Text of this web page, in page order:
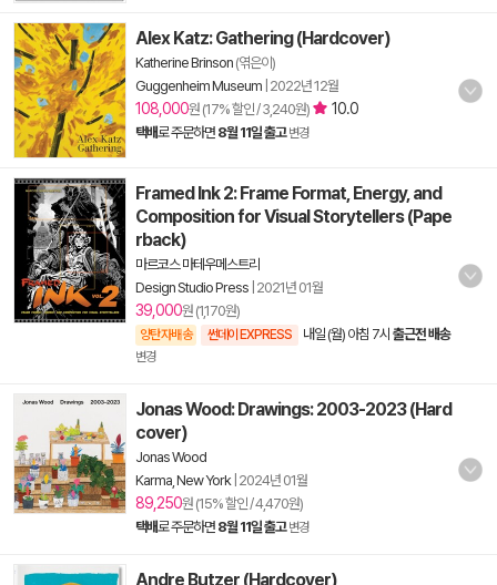
Alex Katz: Gathering (Hardcover)
Katherine Brinson (엮은이)
Guggenheim Museum 2022년 12월
108,000원 (17% 할인 / 3,240원) 10.0
택배로 주문하면 8월 11일 출고 변경
Framed Ink 2: Frame Format, Energy, and
Composition for Visual Storytellers (Pape
rback)
마르코스 마테우메스트리
Design Studio Press 2021년 01월
39,000원 (1,170원)
양탄자배송 썬데이 EXPRESS 내일 (월) 아침 7시 출근전 배송
변경
Jonas Wood: Drawings: 2003-2023 (Hard
cover)
Jonas Wood
Karma, New York| 2024년 01월
89,250원 (15% 할인 / 4,470원)
택배로 주문하면 8월 11일 출고 변경
Andre Butzer (Hardcover)